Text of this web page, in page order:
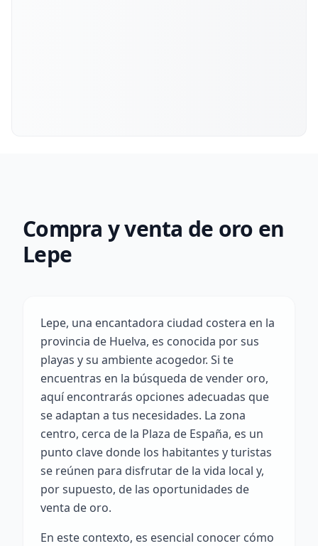
Compra y venta de oro en
Lepe
Lepe, una encantadora ciudad costera en la
provincia de Huelva, es conocida por sus
playas y su ambiente acogedor. Si te
encuentras en la búsqueda de vender oro,
aquí encontrarás opciones adecuadas que
se adaptan a tus necesidades. La zona
centro, cerca de la Plaza de España, es un
punto clave donde los habitantes y turistas
se reúnen para disfrutar de la vida local y,
por supuesto, de las oportunidades de
venta de oro.
En este contexto, es esencial conocer cómo